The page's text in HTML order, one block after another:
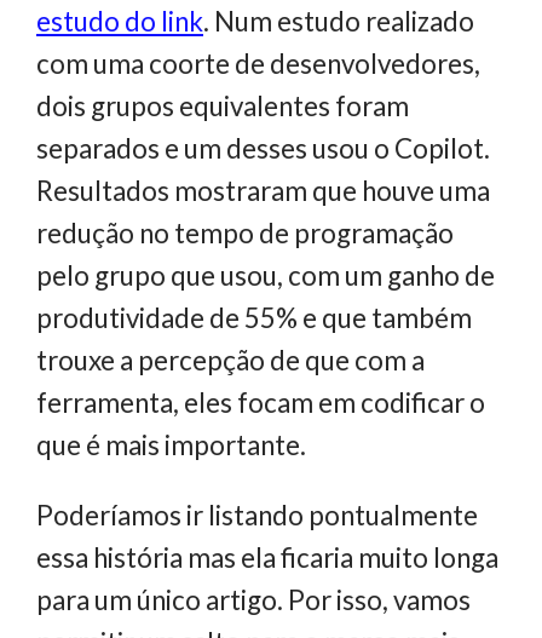
estudo do link. Num estudo realizado
com uma coorte de desenvolvedores,
dois grupos equivalentes foram
separados e um desses usou o Copilot.
Resultados mostraram que houve uma
redução no tempo de programação
pelo grupo que usou, com um ganho de
produtividade de 55% e que também
trouxe a percepção de que com a
ferramenta, eles focam em codificar o
que é mais importante.
Poderíamos ir listando pontualmente
essa história mas ela ficaria muito longa
para um único artigo. Por isso, vamos